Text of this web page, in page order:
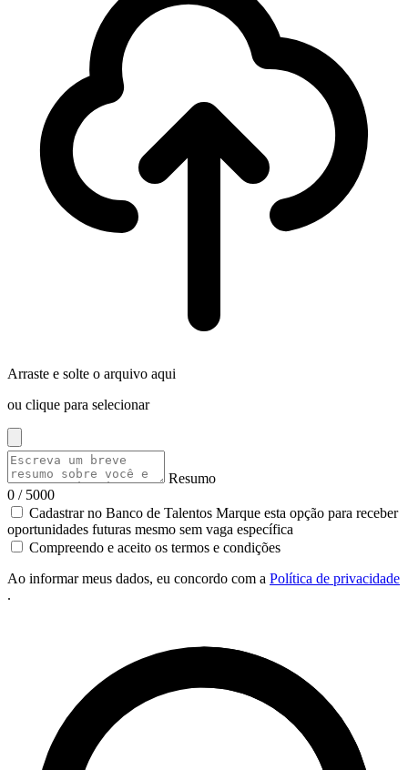
Arraste e solte o arquivo aqui
ou clique para selecionar
Resumo
0 / 5000
Cadastrar no Banco de Talentos Marque esta opção para receber
oportunidades futuras mesmo sem vaga específica
Compreendo e aceito os termos e condições
Ao informar meus dados, eu concordo com a Política de privacidade
.